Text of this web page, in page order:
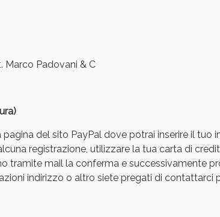
Marco Padovani & C
del sito PayPal dove potrai inserire il tuo
registrazione, utilizzare la tua carta di
tramite mail la conferma e successivamente
indirizzo o altro siete pregati di contattarci